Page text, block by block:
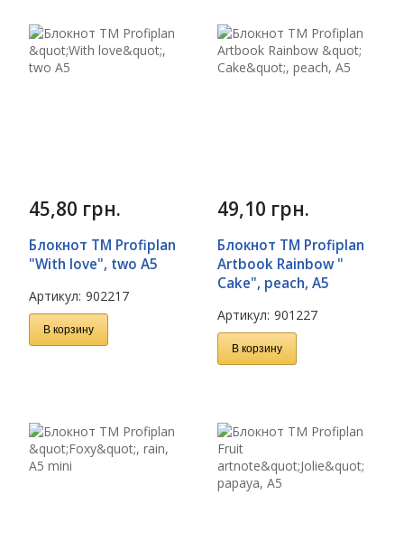
45,80 грн.
Блокнот TM Profiplan
"With love", two A5
Артикул: 902217
В корзину
49,10 грн.
Блокнот TM Profiplan
Artbook Rainbow "
Cake", peach, A5
Артикул: 901227
В корзину